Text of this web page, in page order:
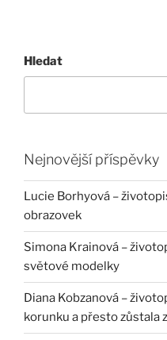
Hledat
Nejnovější příspěvky
Lucie Borhyová –
obrazovek
Simona Krainová –
světové modelky
Diana Kobzanová –
korunku a přesto zůstala